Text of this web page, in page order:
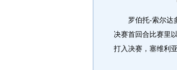
罗伯托-索尔达多
决赛首回合比赛里
打入决赛，塞维利